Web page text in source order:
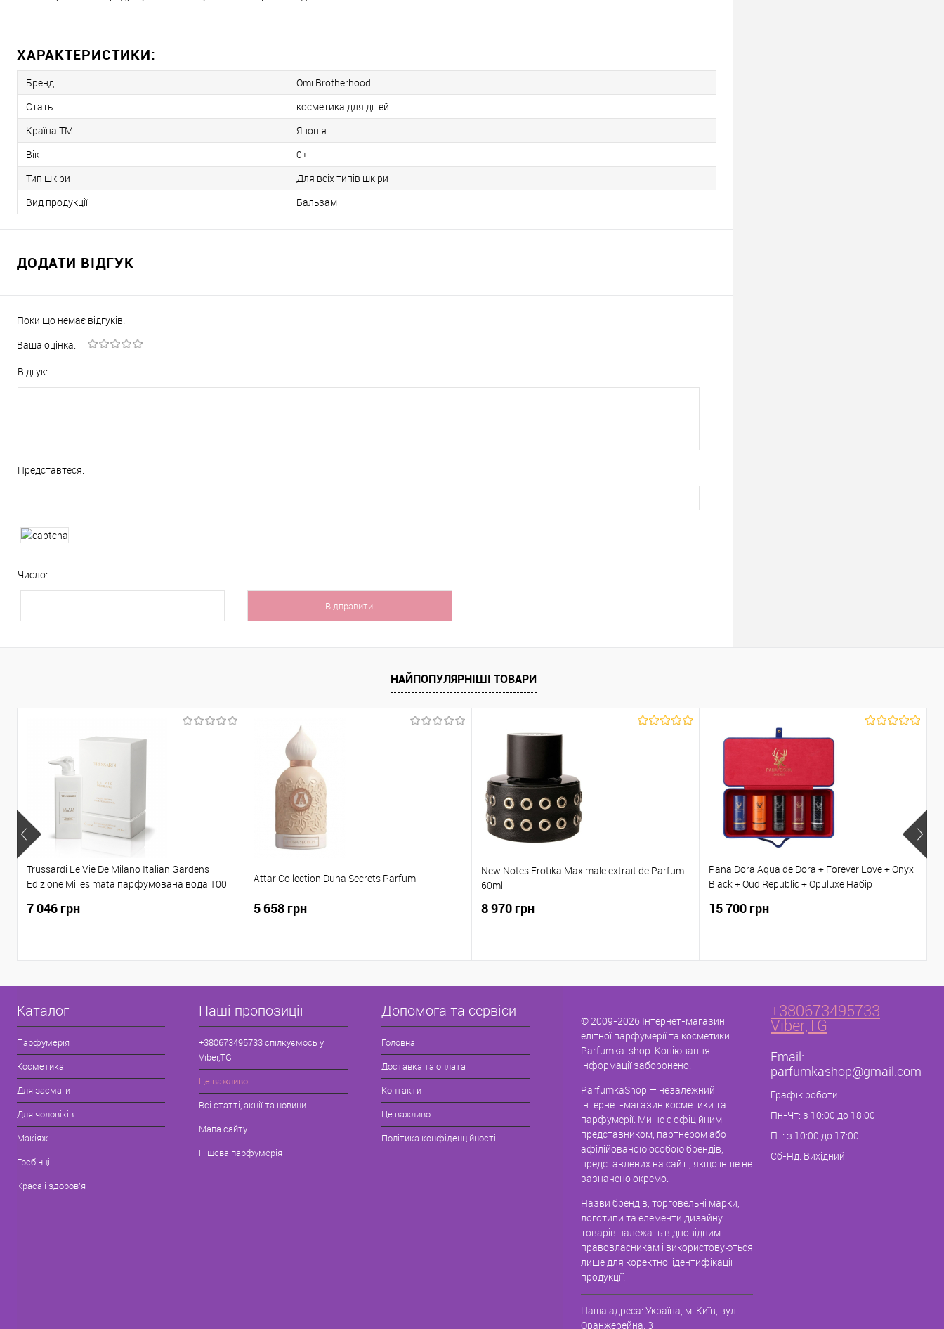
ХАРАКТЕРИСТИКИ:
Бренд
Omi Brotherhood
Стать
косметика для дітей
Країна ТМ
Японія
Вік
0+
Тип шкіри
Для всіх типів шкіри
Вид продукції
Бальзам
ДОДАТИ ВІДГУК
Поки що немає відгуків.
Ваша оцінка:
Відгук:
Представтеся:
Число:
НАЙПОПУЛЯРНІШІ ТОВАРИ
Trussardi Le Vie De Milano Italian Gardens
Edizione Millesimata парфумована вода 100
7 046 грн
Attar Collection Duna Secrets Parfum
5 658 грн
New Notes Erotika Maximale extrait de Parfum
60ml
8 970 грн
Pana Dora Aqua de Dora + Forever Love + Onyx
Black + Oud Republic + Opuluxe Набір
15 700 грн
Каталог
Парфумерія
Косметика
Для засмаги
Для чоловіків
Макіяж
Гребінці
Краса і здоров'я
Наші пропозиції
+380673495733 спілкуємось у
Viber,TG
Це важливо
Всі статті, акції та новини
Мапа сайту
Нішева парфумерія
Допомога та сервіси
Головна
Доставка та оплата
Контакти
Це важливо
Політика конфіденційності
© 2009-2026 Інтернет-магазин
елітної парфумерії та косметики
Parfumka-shop. Копіювання
інформації заборонено.
ParfumkaShop — незалежний
інтернет-магазин косметики та
парфумерії. Ми не є офіційним
представником, партнером або
афілійованою особою брендів,
представлених на сайті, якщо інше не
зазначено окремо.
Назви брендів, торговельні марки,
логотипи та елементи дизайну
товарів належать відповідним
правовласникам і використовуються
лише для коректної ідентифікації
продукції.
Наша адреса: Україна, м. Київ, вул.
Оранжерейна, 3
+380673495733
Viber,TG
Email:
parfumkashop@gmail.com
Графік роботи
Пн-Чт: з 10:00 до 18:00
Пт: з 10:00 до 17:00
Сб-Нд: Вихідний